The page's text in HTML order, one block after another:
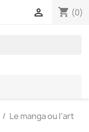
shopping_cart (0)

Le manga ou l’art